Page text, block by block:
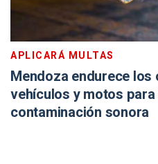
APLICARÁ MULTAS
Mendoza endurece
vehículos y motos
contaminación sonora